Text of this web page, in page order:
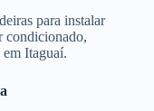
para instalar
condicionado,
em Itaguaí.